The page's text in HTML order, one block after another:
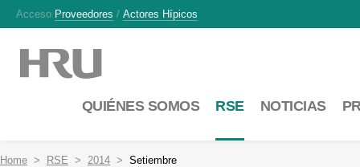
Acceso Proveedores / Actores Hípicos
QUIÉNES SOMOS RSE NOTICIAS
Home RSE 2014 Setiembre